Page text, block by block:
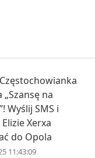
na
Wyślij SMS i
Xerxa
do Opola
11:43:09